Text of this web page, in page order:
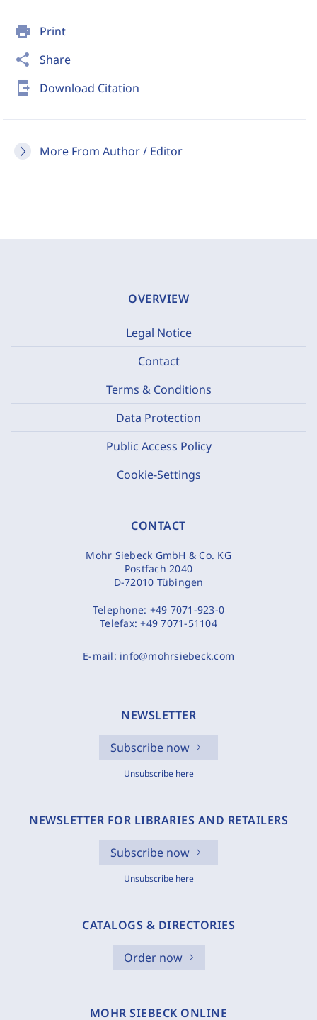
print Print
share Share
send_to_mobile Download Citation
More From Author / Editor
OVERVIEW
Legal Notice
Contact
Terms & Conditions
Data Protection
Public Access Policy
Cookie-Settings
CONTACT
Mohr Siebeck GmbH & Co. KG
Postfach 2040
D-72010 Tübingen
Telephone: +49 7071-923-0
Telefax:+49 7071-51104
E-mail: info@mohrsiebeck.com
NEWSLETTER
Subscribe now
Unsubscribe here
NEWSLETTER FOR LIBRARIES AND RETAILERS
Subscribe now
Unsubscribe here
CATALOGS & DIRECTORIES
Order now
MOHR SIEBECK ONLINE